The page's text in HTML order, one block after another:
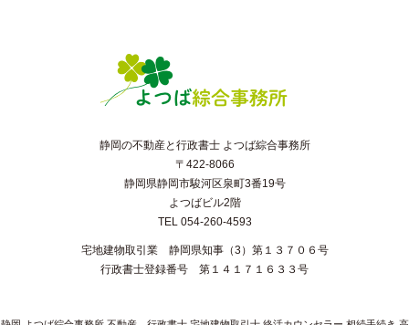
静岡の不動産と行政書士 よつば綜合事務所
〒422-8066
静岡県静岡市駿河区泉町3番19号
よつばビル2階
TEL 054-260-4593
宅地建物取引業 静岡県知事（3）第１３７０６号
行政書士登録番号 第１４１７１６３３号